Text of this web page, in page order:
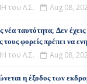
του Λ.Σ. Aug 08,
νέα ταυτότητα; Δεν
τους φορείς πρέπει να
του Λ.Σ. Aug 08,
η έξοδος των